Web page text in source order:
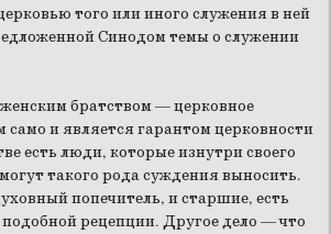
того или иного служения в ней
Синодом темы о служении
братством — церковное
само и является гарантом церковности
есть люди, которые изнутри своего
такого рода суждения выносить.
попечитель, и старшие, есть
рецепции. Другое дело — что